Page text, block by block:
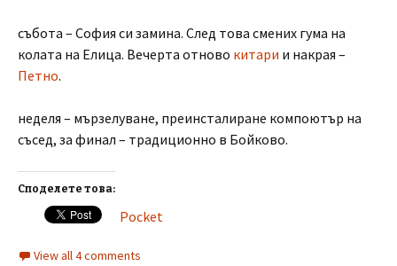
събота – София си замина. След това смених гума на
колата на Елица. Вечерта отново китари и накрая –
Петно.
неделя – мързелуване, преинсталиране компоютър на
съсед, за финал – традиционно в Бойково.
Споделете това:
Pocket
View all 4 comments